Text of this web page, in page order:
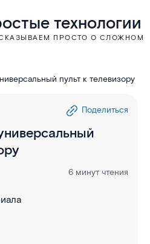
технологии
ПРОСТО О СЛОЖНОМ
пульт к телевизору
Поделиться
6 минут чтения